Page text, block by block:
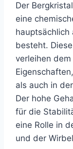
Der
eine
hauptsächlich
besteht.
verleihen
als auch in
Der hohe
für die
eine Rolle in
und der